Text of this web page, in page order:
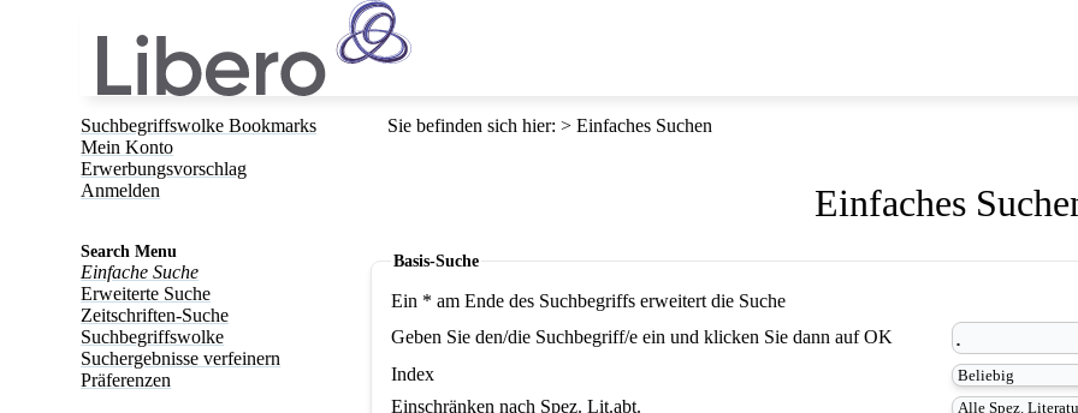
Suchbegriffswolke Bookmarks
Mein Konto
Erwerbungsvorschlag
Anmelden
Search Menu
Einfache Suche
Erweiterte Suche
Zeitschriften-Suche
Suchbegriffswolke
Suchergebnisse verfeinern
Präferenzen
Sie befinden sich hier: Einfaches Suchen
Einfaches
Basis-Suche
Geben Sie den/die Suchbegriff/e ein und klicken Sie dann auf OK
Index
Einschränken nach Spez. Lit.abt.
Ein * am Ende des Suchbegriffs erweitert die Suche